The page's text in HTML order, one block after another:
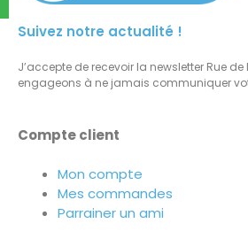
Suivez notre actualité !
J’accepte de recevoir la newsletter Rue de
engageons à ne jamais communiquer
Compte client
Mon compte
Mes commandes
Parrainer un ami